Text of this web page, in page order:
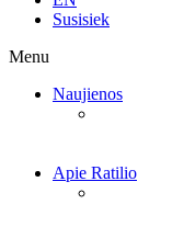
Susisiek
Menu
Naujienos
Apie Ratilio